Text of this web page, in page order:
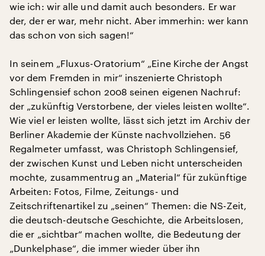
wie ich: wir alle und damit auch besonders. Er war
der, der er war, mehr nicht. Aber immerhin: wer kann
das schon von sich sagen!“
In seinem „Fluxus-Oratorium“ „Eine Kirche der Angst
vor dem Fremden in mir“ inszenierte Christoph
Schlingensief schon 2008 seinen eigenen Nachruf:
der „zukünftig Verstorbene, der vieles leisten wollte“.
Wie viel er leisten wollte, lässt sich jetzt im Archiv der
Berliner Akademie der Künste nachvollziehen. 56
Regalmeter umfasst, was Christoph Schlingensief,
der zwischen Kunst und Leben nicht unterscheiden
mochte, zusammentrug an „Material“ für zukünftige
Arbeiten: Fotos, Filme, Zeitungs- und
Zeitschriftenartikel zu „seinen“ Themen: die NS-Zeit,
die deutsch-deutsche Geschichte, die Arbeitslosen,
die er „sichtbar“ machen wollte, die Bedeutung der
„Dunkelphase“, die immer wieder über ihn